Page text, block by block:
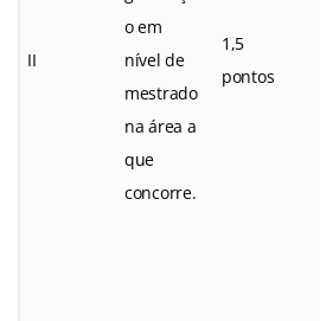
II
o em
nível de
mestrado
na área a
que
concorre.
1,5
pontos